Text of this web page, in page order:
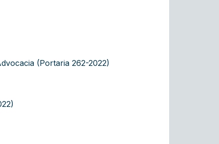
(Portaria 262-2022)